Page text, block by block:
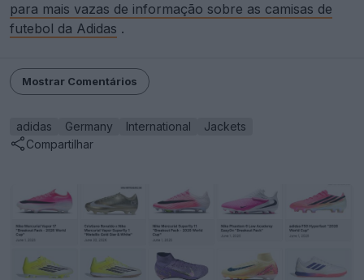
para mais vazas de informação sobre as camisas de
futebol da Adidas .
Mostrar Comentários
adidas Germany International
Jackets
Compartilhar